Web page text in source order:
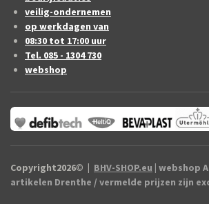
veilig-ondernemen
op werkdagen van
08:30 tot 17:00 uur
Tel. 085 - 1304 730
webshop
Copyright2026© | BHV-SHOP.eu | webshop
artikelen Drenthe / vermelde prijzen zijn